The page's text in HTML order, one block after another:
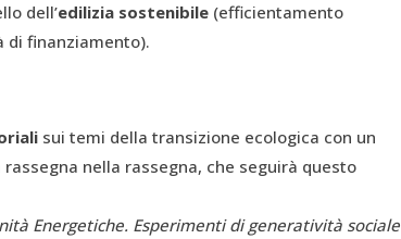
dell’edilizia sostenibile (efficientamento
finanziamento).
sui temi della transizione ecologica con un
nella rassegna, che seguirà questo
Energetiche. Esperimenti di generatività sociale